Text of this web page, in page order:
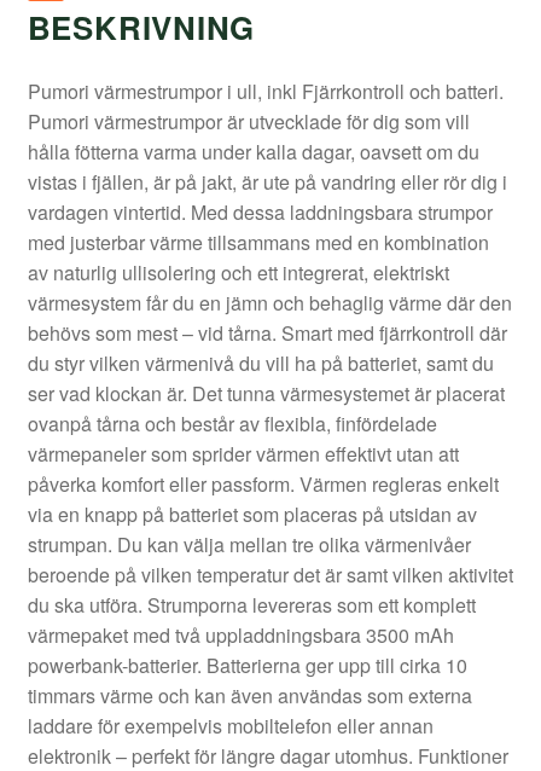
BESKRIVNING
Pumori värmestrumpor i ull, inkl Fjärrkontroll och batteri.
Pumori värmestrumpor är utvecklade för dig som vill
hålla fötterna varma under kalla dagar, oavsett om du
vistas i fjällen, är på jakt, är ute på vandring eller rör dig i
vardagen vintertid. Med dessa laddningsbara strumpor
med justerbar värme tillsammans med en kombination
av naturlig ullisolering och ett integrerat, elektriskt
värmesystem får du en jämn och behaglig värme där den
behövs som mest – vid tårna. Smart med fjärrkontroll där
du styr vilken värmenivå du vill ha på batteriet, samt du
ser vad klockan är. Det tunna värmesystemet är placerat
ovanpå tårna och består av flexibla, finfördelade
värmepaneler som sprider värmen effektivt utan att
påverka komfort eller passform. Värmen regleras enkelt
via en knapp på batteriet som placeras på utsidan av
strumpan. Du kan välja mellan tre olika värmenivåer
beroende på vilken temperatur det är samt vilken aktivitet
du ska utföra. Strumporna levereras som ett komplett
värmepaket med två uppladdningsbara 3500 mAh
powerbank-batterier. Batterierna ger upp till cirka 10
timmars värme och kan även användas som externa
laddare för exempelvis mobiltelefon eller annan
elektronik – perfekt för längre dagar utomhus. Funktioner